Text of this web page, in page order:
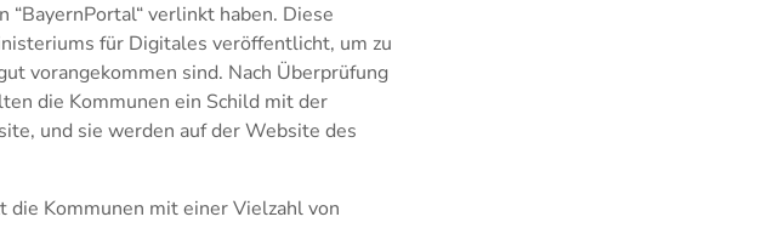
verlinkt haben. Diese
für Digitales veröffentlicht, um zu
vorangekommen sind. Nach Überprüfung
die Kommunen ein Schild mit der
und sie werden auf der Website des
Kommunen mit einer Vielzahl von